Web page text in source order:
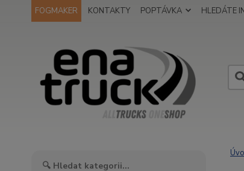
FOGMAKER KONTAKTY POPTÁVKA HLEDÁTE